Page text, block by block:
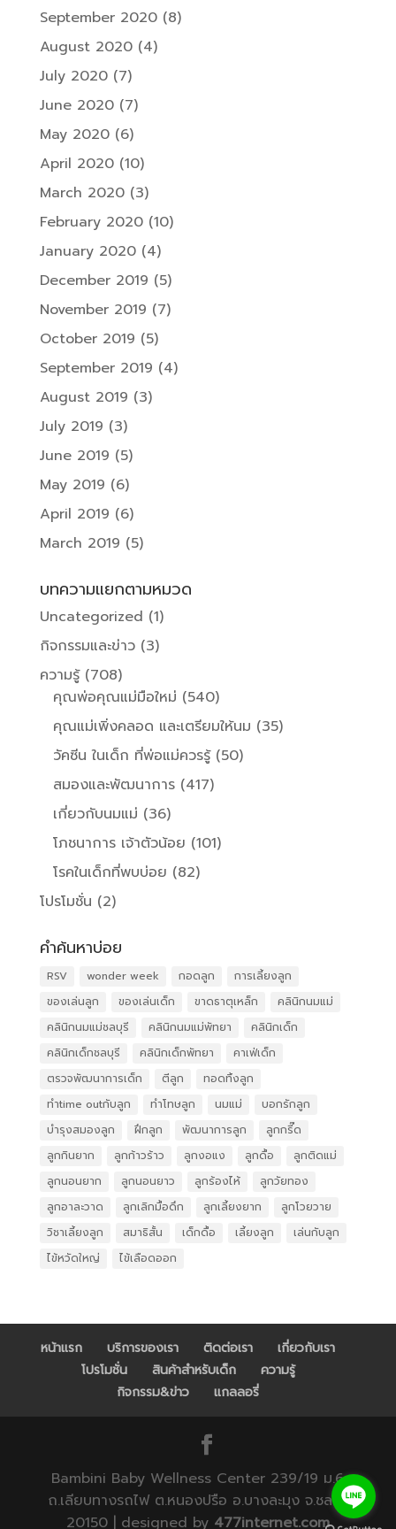
September 2020(8)
August 2020(4)
July 2020(7)
June 2020(7)
May 2020(6)
April 2020(10)
March 2020(3)
February 2020(10)
January 2020(4)
December 2019 (5)
November 2019 (7)
October 2019 (5)
September 2019 (4)
August 2019 (3)
July 2019 (3)
June 2019 (5)
May 2019 (6)
April 2019 (6)
March 2019 (5)
บทความแยกตามหมวด
Uncategorized (1)
กิจกรรมและข่าว(3)
ความรู้(708)
คุณพ่อคุณแม่มือใหม่ (540)
คุณแม่เพิ่งคลอด และเตรียมให้นม (35)
วัคซีน ในเด็ก ที่พ่อแม่ควรรู้(50)
สมองและพัฒนาการ(417)
เกี่ยวกับนมแม่ (36)
โภชนาการ เจ้าตัวน้อย (101)
โรคในเด็กที่พบบ่อย (82)
โปรโมชั่น (2)
คำค้นหาบ่อย
RSV wonder week กอดลูก
การเลี้ยงลูก
ของเล่นลูก
ของเล่นเด็ก ขาดธาตุเหล็ก
คลินิกนมแม่
คลินิกนมแม่ชลบุรี
คลินิกนมแม่พัทยา
คลินิกเด็ก
คลินิกเด็กชลบุรี
คลินิกเด็กพัทยา
คาเฟ่เด็ก
ตรวจพัฒนาการเด็ก
ตีลูก
ทอดทิ้งลูก
ทำtime outกับลูก
ทำโทษลูก นมแม่
บอกรักลูก
บำรุงสมองลูก
ฝึกลูก พัฒนาการลูก
ลูกกรี๊ด
ลูกกินยาก
ลูกก้าวร้าว ลูกงอแง ลูกดื้อ
ลูกติดแม่
ลูกนอนยาก
ลูกนอนยาว ลูกร้องไห้
ลูกวัยทอง
ลูกอาละวาด
ลูกเลิกมื้อดึก ลูกเลี้ยงยาก
ลูกโวยวาย
วิชาเลี้ยงลูก
สมาธิสั้น เด็กดื้อ เลี้ยงลูก
เล่นกับลูก
ไข้หวัดใหญ่
ไข้เลือดออก
หน้าแรก บริการของเรา ติดต่อเรา
เกี่ยวกับเรา
โปรโมชั่น
สินค้าสำหรับเด็ก
ความรู้
กิจกรรม&ข่าว
แกลลอรี่
Bambini Baby Wellness Center 239/19 ม.6
ถ.เลียบทางรถไฟ ต.หนองปรือ อ.บางละมุง จ.ชลบุรี
20150 | designed by 477internet.com